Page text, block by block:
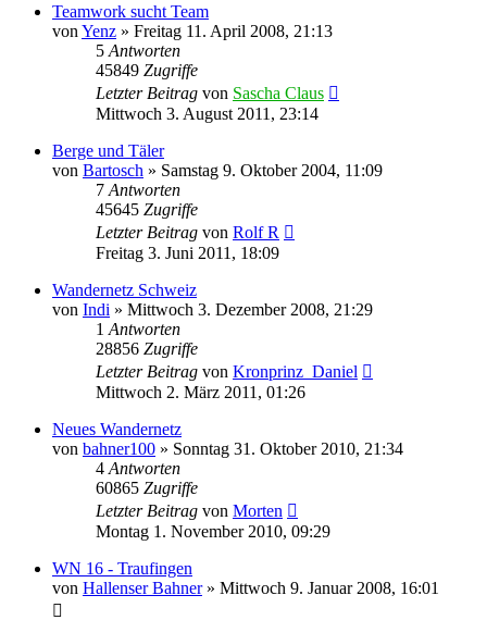
Teamwork sucht Team
von Yenz » Freitag 11. April 2008, 21:13
5 Antworten
45849 Zugriffe
Letzter Beitrag von Sascha Claus
Mittwoch 3. August 2011, 23:14
Berge und Täler
von Bartosch » Samstag 9. Oktober 2004, 11:09
7 Antworten
45645 Zugriffe
Letzter Beitrag von Rolf R
Freitag 3. Juni 2011, 18:09
Wandernetz Schweiz
von Indi » Mittwoch 3. Dezember 2008, 21:29
1 Antworten
28856 Zugriffe
Letzter Beitrag von Kronprinz_Daniel
Mittwoch 2. März 2011, 01:26
Neues Wandernetz
von bahner100 » Sonntag 31. Oktober 2010, 21:34
4 Antworten
60865 Zugriffe
Letzter Beitrag von Morten
Montag 1. November 2010, 09:29
WN 16 - Traufingen
von Hallenser Bahner» Mittwoch 9. Januar 2008, 16:01